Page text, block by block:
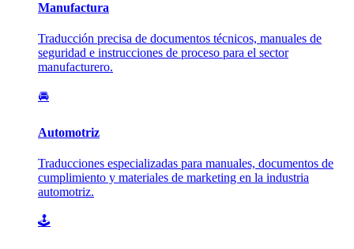
Manufactura
Traducción precisa de documentos técnicos, manuales de
seguridad e instrucciones de proceso para el sector
manufacturero.
🚘
Automotriz
Traducciones especializadas para manuales, documentos de
cumplimiento y materiales de marketing en la industria
automotriz.
🕹️